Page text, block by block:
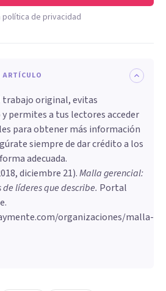
de privacidad
ARTÍCULO
trabajo original, evitas
permites a tus lectores acceder
para obtener más información
siempre de dar crédito a los
adecuada.
diciembre 21).Malla gerencial:
de líderes que describe. Portal
organizaciones/malla-